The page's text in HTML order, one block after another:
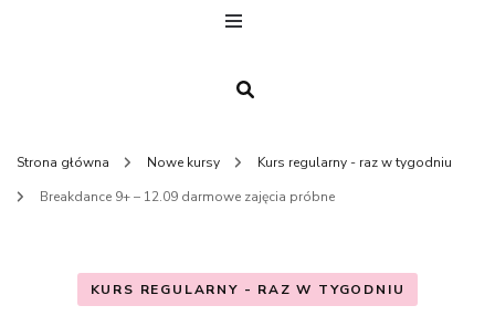
Strona główna Nowe kursy
Kurs regularny - raz w tygodniu
Breakdance 9+ – 12.09 darmowe zajęcia próbne
KURS REGULARNY - RAZ W TYGODNIU